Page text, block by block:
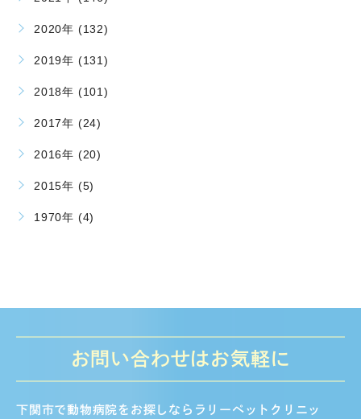
2020年 (132)
2019年 (131)
2018年 (101)
2017年 (24)
2016年 (20)
2015年 (5)
1970年 (4)
お問い合わせはお気軽に
下関市で動物病院をお探しならラリーペットクリニッ